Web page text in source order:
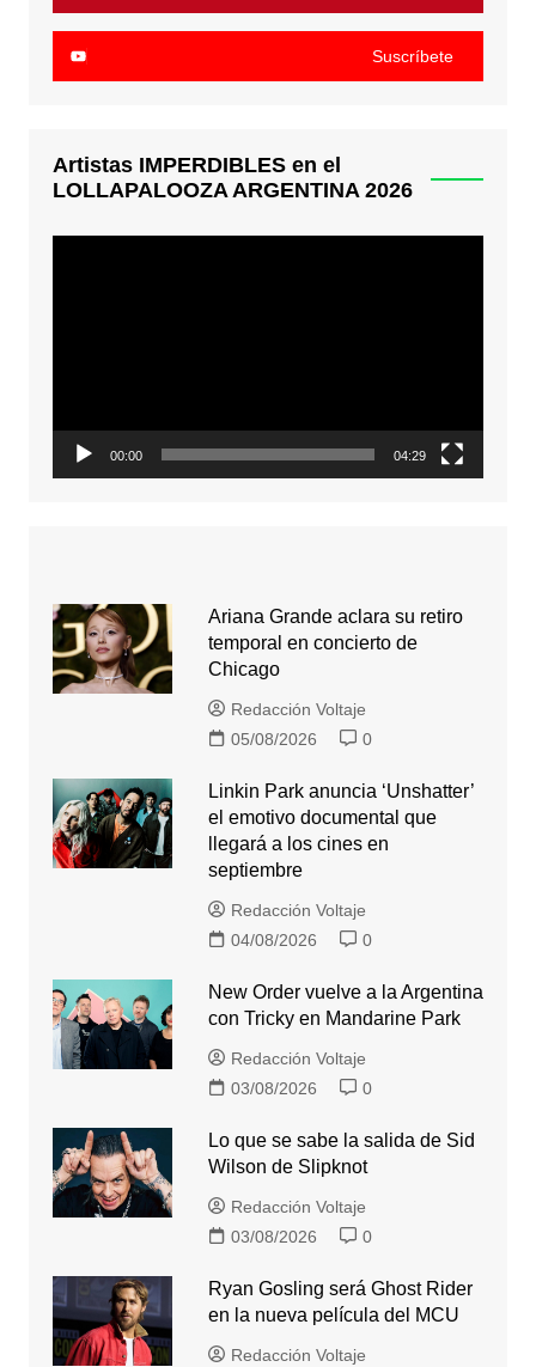
Suscríbete
Artistas IMPERDIBLES en el
LOLLAPALOOZA ARGENTINA 2026
00:00 04:29
Ariana Grande aclara su retiro
temporal en concierto de
Chicago
Redacción Voltaje
05/08/2026
0
Linkin Park anuncia ‘Unshatter’
el emotivo documental que
llegará a los cines en
septiembre
Redacción Voltaje
04/08/2026
0
New Order vuelve a la Argentina
con Tricky en Mandarine Park
Redacción Voltaje
03/08/2026
0
Lo que se sabe la salida de Sid
Wilson de Slipknot
Redacción Voltaje
03/08/2026
0
Ryan Gosling será Ghost Rider
en la nueva película del MCU
Redacción Voltaje